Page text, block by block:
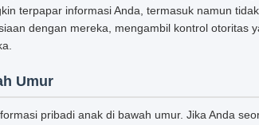
terpapar informasi Anda, termasuk namun
dengan mereka, mengambil kontrol otoritas
Umur
pribadi anak di bawah umur. Jika Anda